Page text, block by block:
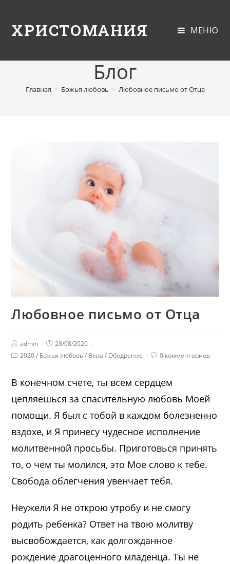
ХРИСТОМАНИЯ МЕНЮ
Блог
Главная > Божья любовь > Любовное письмо от Отца
Любовное письмо от Отца
admin
28/08/2020
2020 / Божья любовь / Вера / Ободрение 0 комментариев
В конечном счете, ты всем сердцем
цепляешься за спасительную любовь Моей
помощи. Я был с тобой в каждом болезненно
вздохе, и Я принесу чудесное исполнение
молитвенной просьбы. Приготовься принять
то, о чем ты молился, это Мое слово к тебе.
Свобода облегчения увенчает тебя.
Неужели Я не открою утробу и не смогу
родить ребенка? Ответ на твою молитву
высвобождается, как долгожданное
рождение драгоценного младенца. Ты не